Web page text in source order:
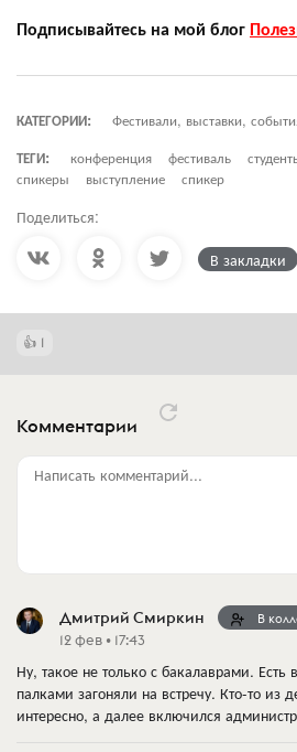
Подписывайтесь на мой блог
КАТЕГОРИИ:
Фестивали, выставки,
ТЕГИ:
конференция фестиваль
спикеры
выступление спикер
Поделиться:
В закладки
1
Комментарии
Написать комментарий...
Дмитрий Смиркин В
12 фев • 17:43
Ну, такое не только с бакалаврами. Есть
палками загоняли на встречу. Кто-то из
интересно, а далее включился